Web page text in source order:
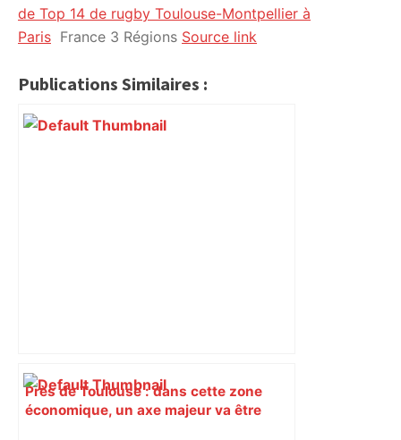
de Top 14 de rugby Toulouse-Montpellier à
Paris France 3 Régions Source link
Publications Similaires :
Près de Toulouse : dans cette zone
économique, un axe majeur va être